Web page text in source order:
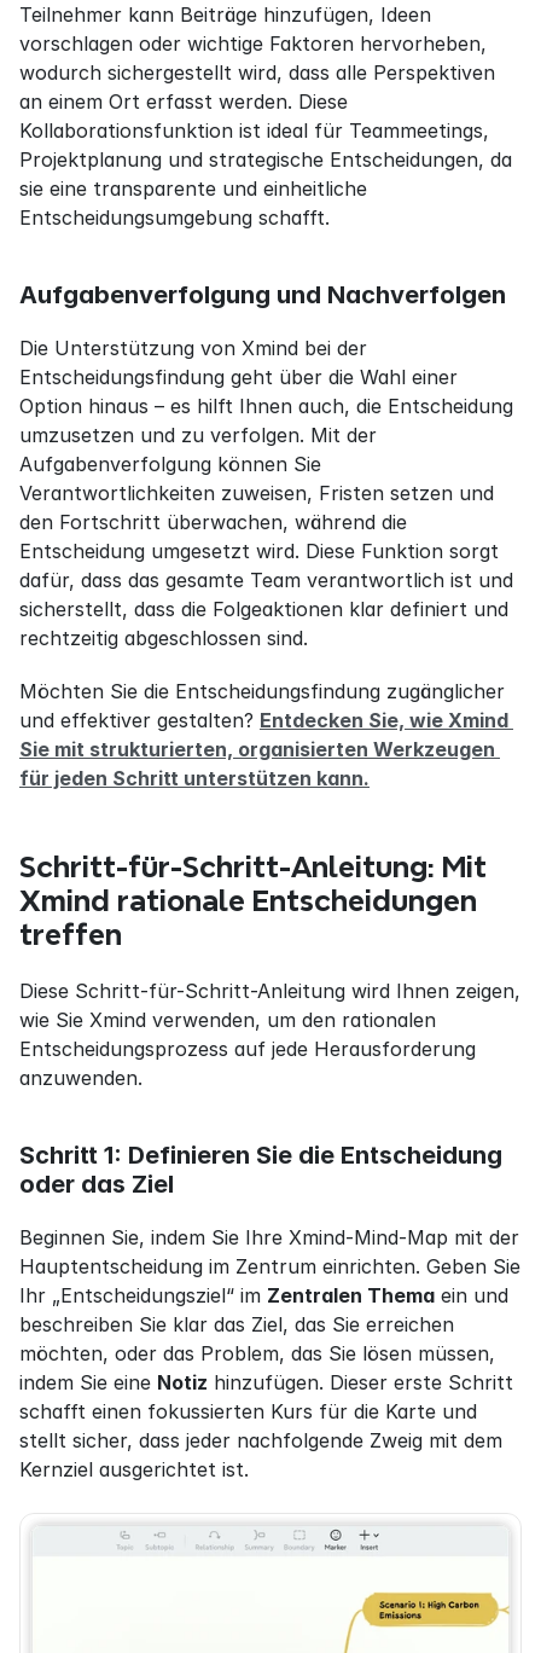
Teilnehmer kann Beiträge hinzufügen, Ideen
vorschlagen oder wichtige Faktoren hervorheben,
wodurch sichergestellt wird, dass alle Perspektiven
an einem Ort erfasst werden. Diese
Kollaborationsfunktion ist ideal für Teammeetings,
Projektplanung und strategische Entscheidungen, da
sie eine transparente und einheitliche
Entscheidungsumgebung schafft.
Aufgabenverfolgung und Nachverfolgen
Die Unterstützung von Xmind bei der
Entscheidungsfindung geht über die Wahl einer
Option hinaus – es hilft Ihnen auch, die Entscheidung
umzusetzen und zu verfolgen. Mit der
Aufgabenverfolgung können Sie
Verantwortlichkeiten zuweisen, Fristen setzen und
den Fortschritt überwachen, während die
Entscheidung umgesetzt wird. Diese Funktion sorgt
dafür, dass das gesamte Team verantwortlich ist und
sicherstellt, dass die Folgeaktionen klar definiert und
rechtzeitig abgeschlossen sind.
Möchten Sie die Entscheidungsfindung zugänglicher
und effektiver gestalten? Entdecken Sie, wie Xmind
Sie mit strukturierten, organisierten Werkzeugen
für jeden Schritt unterstützen kann.
Schritt-für-Schritt-Anleitung: Mit
Xmind rationale Entscheidungen
treffen
Diese Schritt-für-Schritt-Anleitung wird Ihnen zeigen,
wie Sie Xmind verwenden, um den rationalen
Entscheidungsprozess auf jede Herausforderung
anzuwenden.
Schritt 1: Definieren Sie die Entscheidung
oder das Ziel
Beginnen Sie, indem Sie Ihre Xmind-Mind-Map mit der
Hauptentscheidung im Zentrum einrichten. Geben Sie
Ihr „Entscheidungsziel“ im Zentralen Thema ein und
beschreiben Sie klar das Ziel, das Sie erreichen
möchten, oder das Problem, das Sie lösen müssen,
indem Sie eine Notiz hinzufügen. Dieser erste Schritt
schafft einen fokussierten Kurs für die Karte und
stellt sicher, dass jeder nachfolgende Zweig mit dem
Kernziel ausgerichtet ist.